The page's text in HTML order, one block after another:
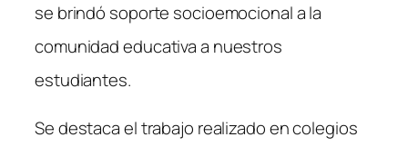
se brindó soporte socioemocional a la
comunidad educativa a nuestros
estudiantes.
Se destaca el trabajo realizado en colegios